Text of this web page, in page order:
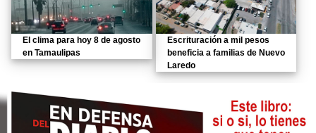
El clima para hoy 8 de agosto
en Tamaulipas
Escrituración a mil pesos
beneficia a familias de Nuevo
Laredo